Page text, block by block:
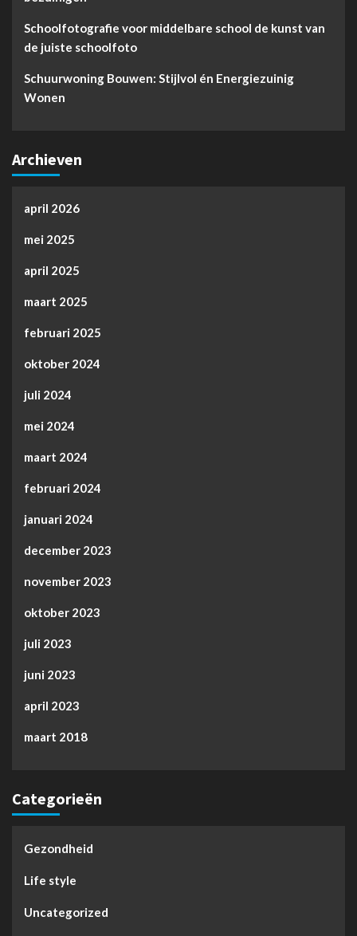
Schoolfotografie voor middelbare school de kunst van
de juiste schoolfoto
Schuurwoning Bouwen: Stijlvol én Energiezuinig
Wonen
Archieven
april 2026
mei 2025
april 2025
maart 2025
februari 2025
oktober 2024
juli 2024
mei 2024
maart 2024
februari 2024
januari 2024
december 2023
november 2023
oktober 2023
juli 2023
juni 2023
april 2023
maart 2018
Categorieën
Gezondheid
Life style
Uncategorized